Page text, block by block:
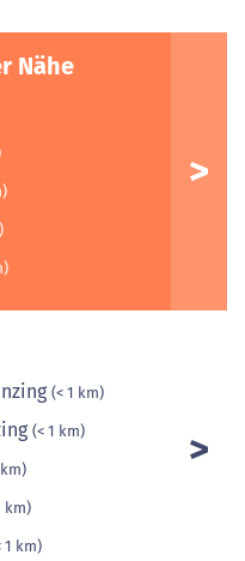
Nähe
(< 1 km)
(< 1 km)
km)
1 km)